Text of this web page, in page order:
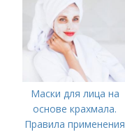
Маски для лица на
основе крахмала.
Правила применения